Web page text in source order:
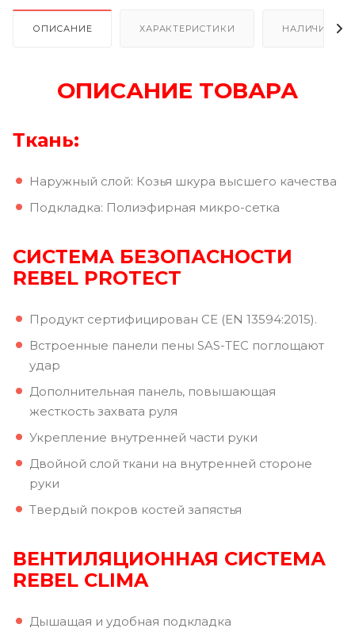
ОПИСАНИЕ ХАРАКТЕРИСТИКИ НАЛИЧИЕ В
ОПИСАНИЕ ТОВАРА
Ткань:
Наружный слой: Козья шкура высшего качества
Подкладка: Полиэфирная микро-сетка
СИСТЕМА БЕЗОПАСНОСТИ
REBEL PROTECT
Продукт сертифицирован CE (EN 13594:2015).
Встроенные панели пены SAS-TEC поглощают
удар
Дополнительная панель, повышающая
жесткость захвата руля
Укрепление внутренней части руки
Двойной слой ткани на внутренней стороне
руки
Твердый покров костей запястья
ВЕНТИЛЯЦИОННАЯ СИСТЕМА
REBEL CLIMA
Дышащая и удобная подкладка